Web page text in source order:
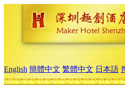
English 簡體中文 繁體中文 日本語